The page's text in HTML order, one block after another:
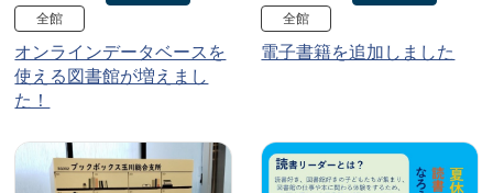
全館
オンラインデータベースを
使える図書館が増えまし
た！
全館
電子書籍を追加しました